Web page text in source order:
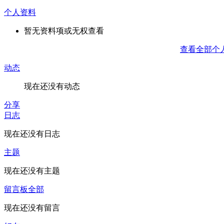
个人资料
暂无资料项或无权查看
查看全部个
动态
现在还没有动态
分享
日志
现在还没有日志
主题
现在还没有主题
留言板全部
现在还没有留言